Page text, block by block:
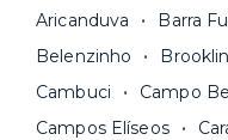
Aricanduva
Barra
Belenzinho
Brooklin
Cambuci
Campo
Campos Elíseos